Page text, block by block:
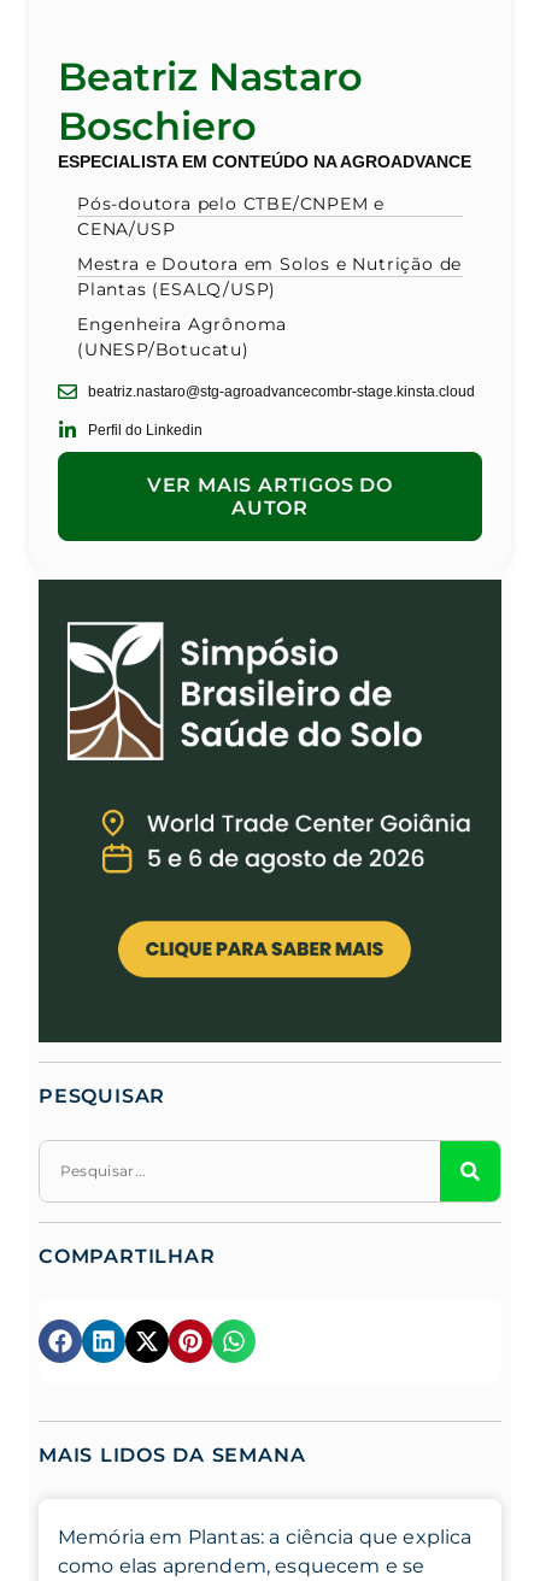
Beatriz Nastaro
Boschiero
ESPECIALISTA EM CONTEÚDO NA AGROADVANCE
Pós-doutora pelo CTBE/CNPEM e
CENA/USP
Mestra e Doutora em Solos e Nutrição de
Plantas (ESALQ/USP)
Engenheira Agrônoma
(UNESP/Botucatu)
beatriz.nastaro@stg-agroadvancecombr-stage.kinsta.cloud
Perfil do Linkedin
VER MAIS ARTIGOS DO
AUTOR
PESQUISAR
COMPARTILHAR
MAIS LIDOS DA SEMANA
Memória em Plantas: a ciência que explica
como elas aprendem, esquecem e se